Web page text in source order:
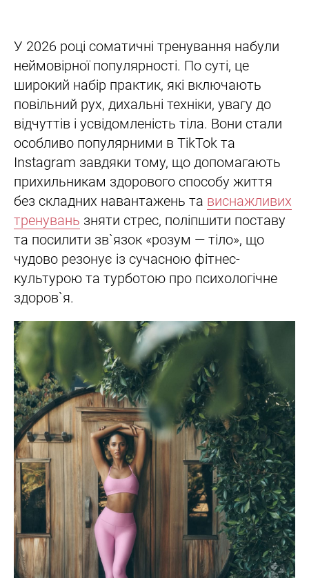
У 2026 році соматичні тренування набули
неймовірної популярності. По суті, це
широкий набір практик, які включають
повільний рух, дихальні техніки, увагу до
відчуттів і усвідомленість тіла. Вони стали
особливо популярними в TikTok та
Instagram завдяки тому, що допомагають
прихильникам здорового способу життя
без складних навантажень та виснажливих
тренувань зняти стрес, поліпшити поставу
та посилити зв`язок «розум — тіло», що
чудово резонує із сучасною фітнес-
культурою та турботою про психологічне
здоров`я.